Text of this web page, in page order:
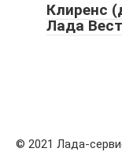
Клиренс
Лада
© 2021 Лада-